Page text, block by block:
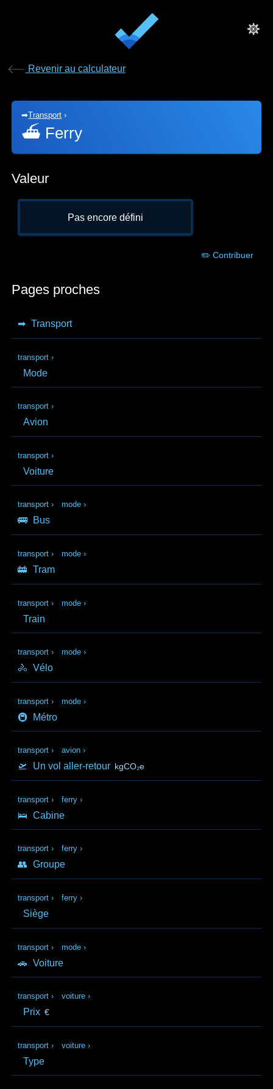
Revenir au calculateur
➡Transport ›
⛴ Ferry
Valeur
Pas encore défini
✏️ Contribuer
Pages proches
➡ Transport
transport ›
Mode
transport ›
Avion
transport ›
Voiture
transport › mode ›
🚌 Bus
transport › mode ›
🚋 Tram
transport › mode ›
Train
transport › mode ›
🚴 Vélo
transport › mode ›
🚇 Métro
transport › avion ›
🛫 Un vol aller-retour kgCO₂e
transport › ferry ›
🛌 Cabine
transport › ferry ›
👥 Groupe
transport › ferry ›
Siège
transport › mode ›
🚗 Voiture
transport › voiture ›
Prix €
transport › voiture ›
Type